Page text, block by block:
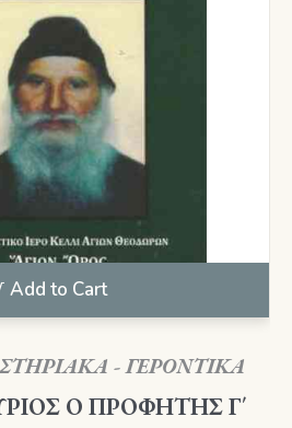
Add to Cart
- ΓΕΡΟΝΤΙΚΑ
Ο ΠΡΟΦΗΤΗΣ Γ΄